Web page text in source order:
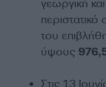
γεωργική
του
ύψους
Στις 13